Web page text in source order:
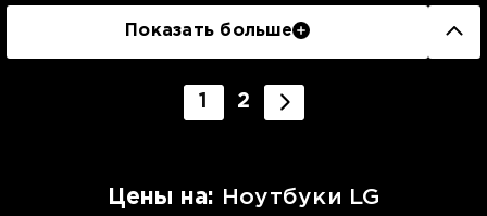
Показать больше
1 2
Цены на: Ноутбуки LG